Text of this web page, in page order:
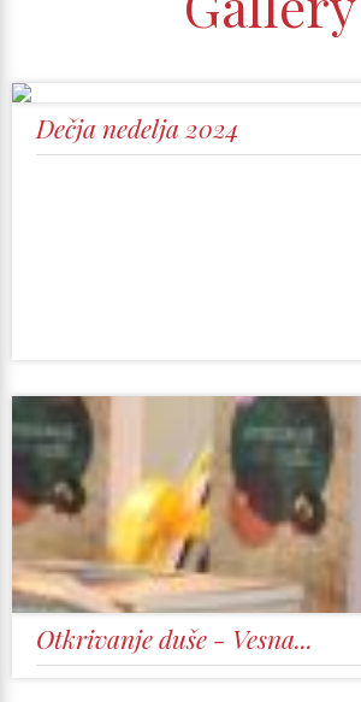
Dečja nedelja 2024
Otkrivanje duše - Vesna...